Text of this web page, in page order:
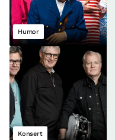
Humor
Konsert